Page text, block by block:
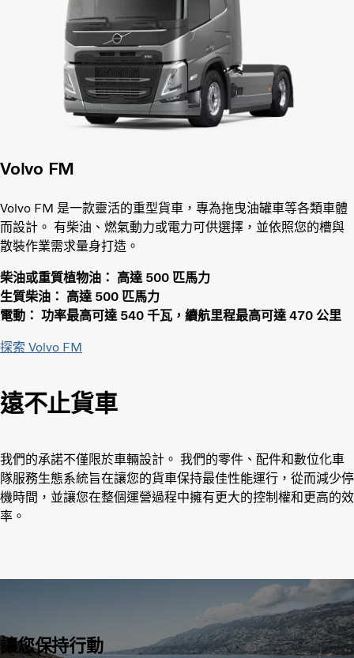
Volvo FM
Volvo FM 是一款靈活的重型貨車，專為拖曳油罐車等各類車體
而設計。 有柴油、燃氣動力或電力可供選擇，並依照您的槽與
散裝作業需求量身打造。
柴油或重質植物油： 高達 500 匹馬力
生質柴油： 高達 500 匹馬力
電動： 功率最高可達 540 千瓦，續航里程最高可達 470 公里
探索 Volvo FM
遠不止貨車
我們的承諾不僅限於車輛設計。 我們的零件、配件和數位化車
隊服務生態系統旨在讓您的貨車保持最佳性能運行，從而減少停
機時間，並讓您在整個運營過程中擁有更大的控制權和更高的效
率。
讓您保持行動